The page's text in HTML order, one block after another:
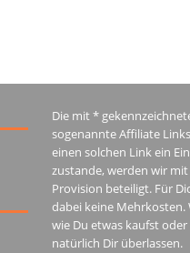
Die mit *
sogenannte Affiliate
einen solchen Link ein
zustande, werden wir
Provision beteiligt. Für
dabei keine Mehrkosten.
wie Du etwas kaufst
natürlich Dir überlassen.